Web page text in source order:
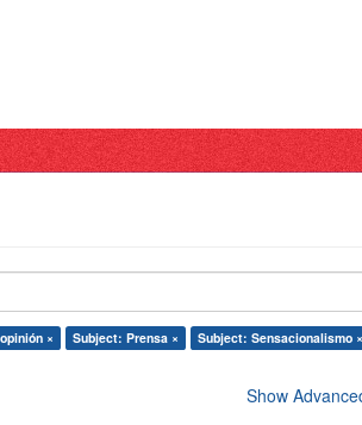
× Subject: Prensa ×
Subject: Sensacionalismo ×
Show